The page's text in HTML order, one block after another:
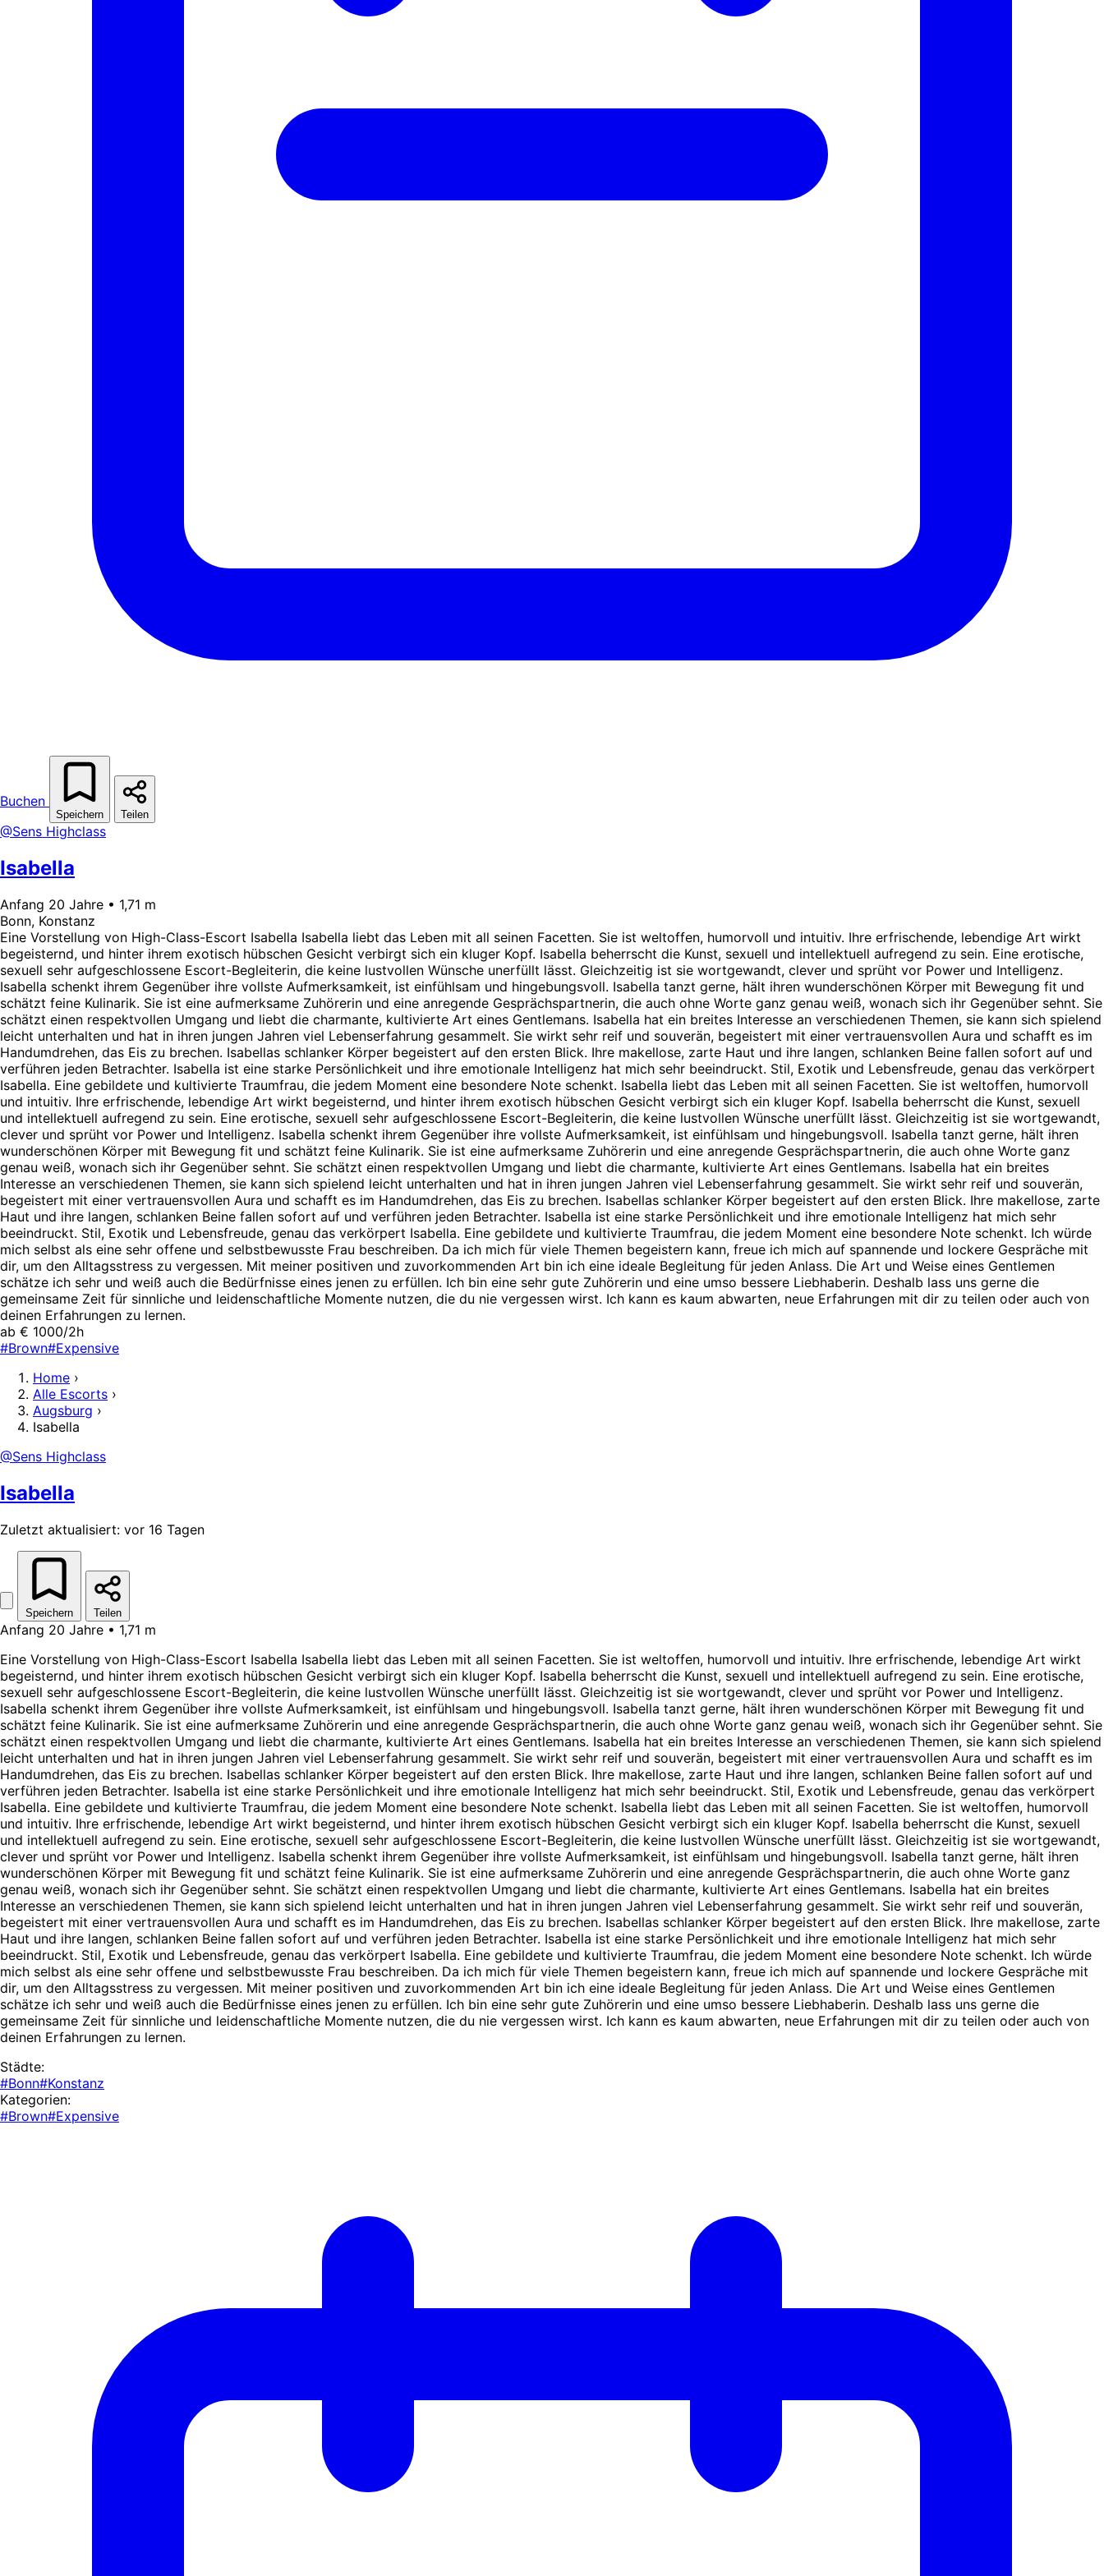
Buchen
Speichern Teilen
@Sens Highclass
Isabella
Anfang 20 Jahre • 1,71 m
Bonn, Konstanz
Eine Vorstellung von High-Class-Escort Isabella Isabella liebt das Leben mit all seinen Facetten. Sie ist weltoffen, humorvoll und intuitiv. Ihre erfrischende, lebendige Art wirkt
begeisternd, und hinter ihrem exotisch hübschen Gesicht verbirgt sich ein kluger Kopf. Isabella beherrscht die Kunst, sexuell und intellektuell aufregend zu sein. Eine erotische,
sexuell sehr aufgeschlossene Escort-Begleiterin, die keine lustvollen Wünsche unerfüllt lässt. Gleichzeitig ist sie wortgewandt, clever und sprüht vor Power und Intelligenz.
Isabella schenkt ihrem Gegenüber ihre vollste Aufmerksamkeit, ist einfühlsam und hingebungsvoll. Isabella tanzt gerne, hält ihren wunderschönen Körper mit Bewegung fit und
schätzt feine Kulinarik. Sie ist eine aufmerksame Zuhörerin und eine anregende Gesprächspartnerin, die auch ohne Worte ganz genau weiß, wonach sich ihr Gegenüber sehnt. Sie
schätzt einen respektvollen Umgang und liebt die charmante, kultivierte Art eines Gentlemans. Isabella hat ein breites Interesse an verschiedenen Themen, sie kann sich spielend
leicht unterhalten und hat in ihren jungen Jahren viel Lebenserfahrung gesammelt. Sie wirkt sehr reif und souverän, begeistert mit einer vertrauensvollen Aura und schafft es im
Handumdrehen, das Eis zu brechen. Isabellas schlanker Körper begeistert auf den ersten Blick. Ihre makellose, zarte Haut und ihre langen, schlanken Beine fallen sofort auf und
verführen jeden Betrachter. Isabella ist eine starke Persönlichkeit und ihre emotionale Intelligenz hat mich sehr beeindruckt. Stil, Exotik und Lebensfreude, genau das verkörpert
Isabella. Eine gebildete und kultivierte Traumfrau, die jedem Moment eine besondere Note schenkt. Isabella liebt das Leben mit all seinen Facetten. Sie ist weltoffen, humorvoll
und intuitiv. Ihre erfrischende, lebendige Art wirkt begeisternd, und hinter ihrem exotisch hübschen Gesicht verbirgt sich ein kluger Kopf. Isabella beherrscht die Kunst, sexuell
und intellektuell aufregend zu sein. Eine erotische, sexuell sehr aufgeschlossene Escort-Begleiterin, die keine lustvollen Wünsche unerfüllt lässt. Gleichzeitig ist sie wortgewandt,
clever und sprüht vor Power und Intelligenz. Isabella schenkt ihrem Gegenüber ihre vollste Aufmerksamkeit, ist einfühlsam und hingebungsvoll. Isabella tanzt gerne, hält ihren
wunderschönen Körper mit Bewegung fit und schätzt feine Kulinarik. Sie ist eine aufmerksame Zuhörerin und eine anregende Gesprächspartnerin, die auch ohne Worte ganz
genau weiß, wonach sich ihr Gegenüber sehnt. Sie schätzt einen respektvollen Umgang und liebt die charmante, kultivierte Art eines Gentlemans. Isabella hat ein breites
Interesse an verschiedenen Themen, sie kann sich spielend leicht unterhalten und hat in ihren jungen Jahren viel Lebenserfahrung gesammelt. Sie wirkt sehr reif und souverän,
begeistert mit einer vertrauensvollen Aura und schafft es im Handumdrehen, das Eis zu brechen. Isabellas schlanker Körper begeistert auf den ersten Blick. Ihre makellose, zarte
Haut und ihre langen, schlanken Beine fallen sofort auf und verführen jeden Betrachter. Isabella ist eine starke Persönlichkeit und ihre emotionale Intelligenz hat mich sehr
beeindruckt. Stil, Exotik und Lebensfreude, genau das verkörpert Isabella. Eine gebildete und kultivierte Traumfrau, die jedem Moment eine besondere Note schenkt. Ich würde
mich selbst als eine sehr offene und selbstbewusste Frau beschreiben. Da ich mich für viele Themen begeistern kann, freue ich mich auf spannende und lockere Gespräche mit
dir, um den Alltagsstress zu vergessen. Mit meiner positiven und zuvorkommenden Art bin ich eine ideale Begleitung für jeden Anlass. Die Art und Weise eines Gentlemen
schätze ich sehr und weiß auch die Bedürfnisse eines jenen zu erfüllen. Ich bin eine sehr gute Zuhörerin und eine umso bessere Liebhaberin. Deshalb lass uns gerne die
gemeinsame Zeit für sinnliche und leidenschaftliche Momente nutzen, die du nie vergessen wirst. Ich kann es kaum abwarten, neue Erfahrungen mit dir zu teilen oder auch von
deinen Erfahrungen zu lernen.
ab € 1000/2h
#Brown#Expensive
Home ›
Alle Escorts ›
Augsburg ›
Isabella
@Sens Highclass
Isabella
Zuletzt aktualisiert: vor 16 Tagen
Speichern Teilen
Anfang 20 Jahre • 1,71 m
Eine Vorstellung von High-Class-Escort Isabella Isabella liebt das Leben mit all seinen Facetten. Sie ist weltoffen, humorvoll und intuitiv. Ihre erfrischende, lebendige Art wirkt
begeisternd, und hinter ihrem exotisch hübschen Gesicht verbirgt sich ein kluger Kopf. Isabella beherrscht die Kunst, sexuell und intellektuell aufregend zu sein. Eine erotische,
sexuell sehr aufgeschlossene Escort-Begleiterin, die keine lustvollen Wünsche unerfüllt lässt. Gleichzeitig ist sie wortgewandt, clever und sprüht vor Power und Intelligenz.
Isabella schenkt ihrem Gegenüber ihre vollste Aufmerksamkeit, ist einfühlsam und hingebungsvoll. Isabella tanzt gerne, hält ihren wunderschönen Körper mit Bewegung fit und
schätzt feine Kulinarik. Sie ist eine aufmerksame Zuhörerin und eine anregende Gesprächspartnerin, die auch ohne Worte ganz genau weiß, wonach sich ihr Gegenüber sehnt. Sie
schätzt einen respektvollen Umgang und liebt die charmante, kultivierte Art eines Gentlemans. Isabella hat ein breites Interesse an verschiedenen Themen, sie kann sich spielend
leicht unterhalten und hat in ihren jungen Jahren viel Lebenserfahrung gesammelt. Sie wirkt sehr reif und souverän, begeistert mit einer vertrauensvollen Aura und schafft es im
Handumdrehen, das Eis zu brechen. Isabellas schlanker Körper begeistert auf den ersten Blick. Ihre makellose, zarte Haut und ihre langen, schlanken Beine fallen sofort auf und
verführen jeden Betrachter. Isabella ist eine starke Persönlichkeit und ihre emotionale Intelligenz hat mich sehr beeindruckt. Stil, Exotik und Lebensfreude, genau das verkörpert
Isabella. Eine gebildete und kultivierte Traumfrau, die jedem Moment eine besondere Note schenkt. Isabella liebt das Leben mit all seinen Facetten. Sie ist weltoffen, humorvoll
und intuitiv. Ihre erfrischende, lebendige Art wirkt begeisternd, und hinter ihrem exotisch hübschen Gesicht verbirgt sich ein kluger Kopf. Isabella beherrscht die Kunst, sexuell
und intellektuell aufregend zu sein. Eine erotische, sexuell sehr aufgeschlossene Escort-Begleiterin, die keine lustvollen Wünsche unerfüllt lässt. Gleichzeitig ist sie wortgewandt,
clever und sprüht vor Power und Intelligenz. Isabella schenkt ihrem Gegenüber ihre vollste Aufmerksamkeit, ist einfühlsam und hingebungsvoll. Isabella tanzt gerne, hält ihren
wunderschönen Körper mit Bewegung fit und schätzt feine Kulinarik. Sie ist eine aufmerksame Zuhörerin und eine anregende Gesprächspartnerin, die auch ohne Worte ganz
genau weiß, wonach sich ihr Gegenüber sehnt. Sie schätzt einen respektvollen Umgang und liebt die charmante, kultivierte Art eines Gentlemans. Isabella hat ein breites
Interesse an verschiedenen Themen, sie kann sich spielend leicht unterhalten und hat in ihren jungen Jahren viel Lebenserfahrung gesammelt. Sie wirkt sehr reif und souverän,
begeistert mit einer vertrauensvollen Aura und schafft es im Handumdrehen, das Eis zu brechen. Isabellas schlanker Körper begeistert auf den ersten Blick. Ihre makellose, zarte
Haut und ihre langen, schlanken Beine fallen sofort auf und verführen jeden Betrachter. Isabella ist eine starke Persönlichkeit und ihre emotionale Intelligenz hat mich sehr
beeindruckt. Stil, Exotik und Lebensfreude, genau das verkörpert Isabella. Eine gebildete und kultivierte Traumfrau, die jedem Moment eine besondere Note schenkt. Ich würde
mich selbst als eine sehr offene und selbstbewusste Frau beschreiben. Da ich mich für viele Themen begeistern kann, freue ich mich auf spannende und lockere Gespräche mit
dir, um den Alltagsstress zu vergessen. Mit meiner positiven und zuvorkommenden Art bin ich eine ideale Begleitung für jeden Anlass. Die Art und Weise eines Gentlemen
schätze ich sehr und weiß auch die Bedürfnisse eines jenen zu erfüllen. Ich bin eine sehr gute Zuhörerin und eine umso bessere Liebhaberin. Deshalb lass uns gerne die
gemeinsame Zeit für sinnliche und leidenschaftliche Momente nutzen, die du nie vergessen wirst. Ich kann es kaum abwarten, neue Erfahrungen mit dir zu teilen oder auch von
deinen Erfahrungen zu lernen.
Städte:
#Bonn#Konstanz
Kategorien:
#Brown#Expensive